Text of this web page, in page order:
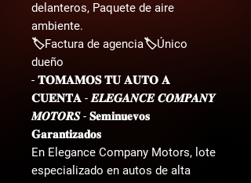
delanteros, Paquete de aire
ambiente.
🏷️Factura de agencia🏷️Único
dueño
- 𝐓𝐎𝐌𝐀𝐌𝐎𝐒 𝐓𝐔 𝐀𝐔𝐓𝐎 𝐀
𝐂𝐔𝐄𝐍𝐓𝐀 - 𝑬𝑳𝑬𝑮𝑨𝑵𝑪𝑬 𝑪𝑶𝑴𝑷𝑨𝑵𝒀
𝑴𝑶𝑻𝑶𝑹𝑺 - 𝐒𝐞𝐦𝐢𝐧𝐮𝐞𝐯𝐨𝐬
𝐆𝐚𝐫𝐚𝐧𝐭𝐢𝐳𝐚𝐝𝐨𝐬
En Elegance Company Motors, lote
especializado en autos de alta